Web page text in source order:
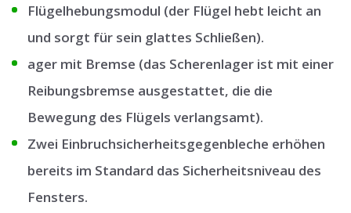
Flügelhebungsmodul (der Flügel hebt leicht an
und sorgt für sein glattes Schließen).
ager mit Bremse (das Scherenlager ist mit einer
Reibungsbremse ausgestattet, die die
Bewegung des Flügels verlangsamt).
Zwei Einbruchsicherheitsgegenbleche erhöhen
bereits im Standard das Sicherheitsniveau des
Fensters.